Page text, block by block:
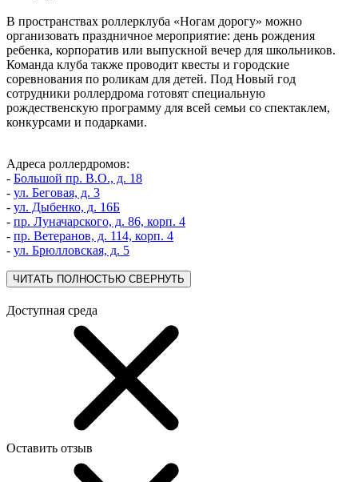
В пространствах роллерклуба «Ногам дорогу» можно
организовать праздничное мероприятие: день рождения
ребенка, корпоратив или выпускной вечер для школьников.
Команда клуба также проводит квесты и городские
соревнования по роликам для детей. Под Новый год
сотрудники роллердрома готовят специальную
рождественскую программу для всей семьи со спектаклем,
конкурсами и подарками.
Адреса роллердромов:
- Большой пр. В.О., д. 18
- ул. Беговая, д. 3
- ул. Дыбенко, д. 16Б
- пр. Луначарского, д. 86, корп. 4
- пр. Ветеранов, д. 114, корп. 4
- ул. Брюлловская, д. 5
ЧИТАТЬ ПОЛНОСТЬЮ СВЕРНУТЬ
Доступная среда
Оставить отзыв